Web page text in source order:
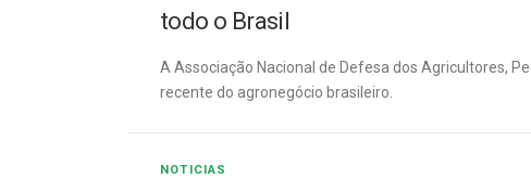
todo o Brasil
A Associação Nacional de Defesa dos Agricultores,
recente do agronegócio brasileiro.
NOTICIAS